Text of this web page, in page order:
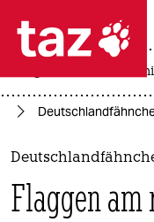

themen
politik
Flaggen